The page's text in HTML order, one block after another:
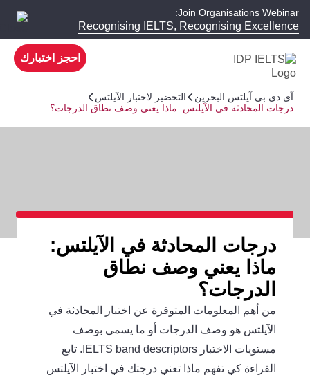
Join Organisations Webinar:
Recognising IELTS, Recognising Excellence
احجز اختبارك
آي دي بي آيلتس البحرين
التحضير لاختبار الآيلتس
درجات المحادثة في الآيلتس: ماذا يعني وصف نطاق الدرجات؟
درجات المحادثة في الآيلتس:
ماذا يعني وصف نطاق
الدرجات؟
من أهم المعلومات المتوفرة عن اختبار المحادثة في
الآيلتس هو وصف الدرجات أو ما يسمى بوصف
مستويات الاختبار IELTS band descriptors. تابع
القراءة كي تفهم ماذا تعني درجتك في اختبار الآيلتس